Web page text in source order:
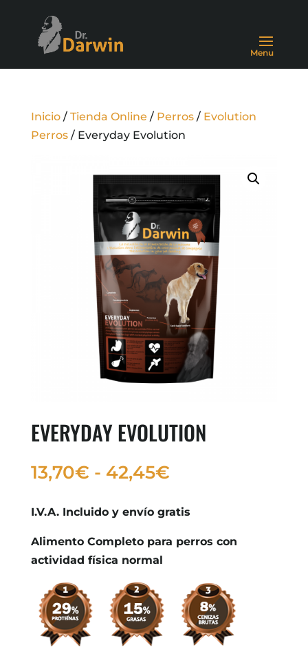
Inicio/ Tienda Online / Perros/ Evolution
Perros/ Everyday Evolution
EVERYDAY EVOLUTION
13,70€ - 42,45€Rango
precios:
13,70€
42,45€
I.V.A. Incluido y envío gratis
Alimento Completo para perros con
actividad física normal